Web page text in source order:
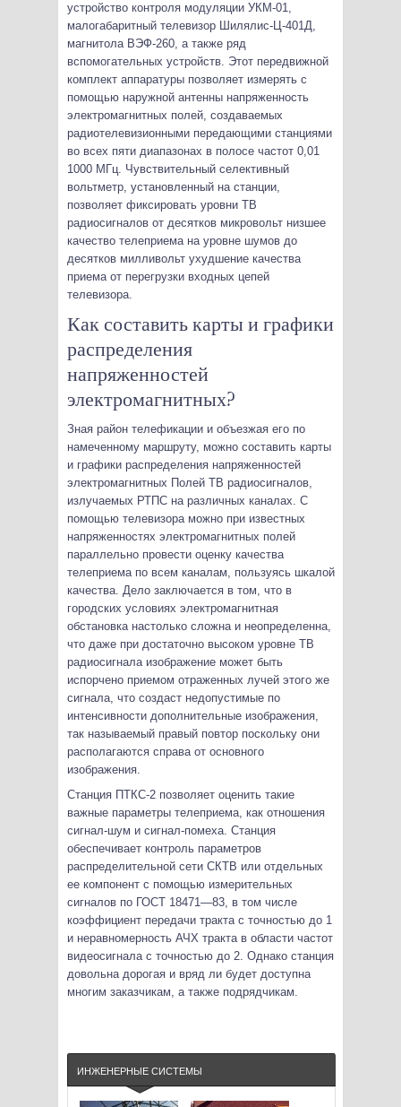
устройство контроля модуляции УКМ-01,
малогабаритный телевизор Шилялис-Ц-401Д,
магнитола ВЭФ-260, а также ряд
вспомогательных устройств. Этот передвижной
комплект аппаратуры позволяет измерять с
помощью наружной антенны напряженность
электромагнитных полей, создаваемых
радиотелевизионными передающими станциями
во всех пяти диапазонах в полосе частот 0,01
1000 МГц. Чувствительный селективный
вольтметр, установленный на станции,
позволяет фиксировать уровни ТВ
радиосигналов от десятков микровольт низшее
качество телеприема на уровне шумов до
десятков милливольт ухудшение качества
приема от перегрузки входных цепей
телевизора.
Как составить карты и графики
распределения
напряженностей
электромагнитных?
Зная район телефикации и объезжая его по
намеченному маршруту, можно составить карты
и графики распределения напряженностей
электромагнитных Полей ТВ радиосигналов,
излучаемых РТПС на различных каналах. С
помощью телевизора можно при известных
напряженностях электромагнитных полей
параллельно провести оценку качества
телеприема по всем каналам, пользуясь шкалой
качества. Дело заключается в том, что в
городских условиях электромагнитная
обстановка настолько сложна и неопределенна,
что даже при достаточно высоком уровне ТВ
радиосигнала изображение может быть
испорчено приемом отраженных лучей этого же
сигнала, что создаст недопустимые по
интенсивности дополнительные изображения,
так называемый правый повтор поскольку они
располагаются справа от основного
изображения.
Станция ПТКС-2 позволяет оценить такие
важные параметры телеприема, как отношения
сигнал-шум и сигнал-помеха. Станция
обеспечивает контроль параметров
распределительной сети СКТВ или отдельных
ее компонент с помощью измерительных
сигналов по ГОСТ 18471—83, в том числе
коэффициент передачи тракта с точностью до 1
и неравномерность АЧХ тракта в области частот
видеосигнала с точностью до 2. Однако станция
довольна дорогая и вряд ли будет доступна
многим заказчикам, а также подрядчикам.
ИНЖЕНЕРНЫЕ СИСТЕМЫ